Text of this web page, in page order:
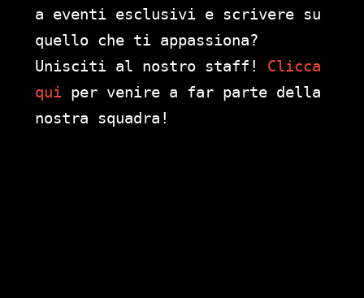
a eventi esclusivi e scrivere su
quello che ti appassiona?
Unisciti al nostro staff! Clicca
qui per venire a far parte della
nostra squadra!